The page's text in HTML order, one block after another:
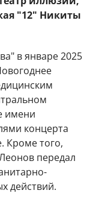
"12" Никиты
в январе 2025
имени
концерта
Кроме того,
передал
действий.